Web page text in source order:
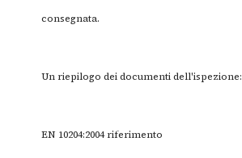
consegnata.
Un riepilogo dei documenti dell'ispezione:
EN 10204:2004 riferimento